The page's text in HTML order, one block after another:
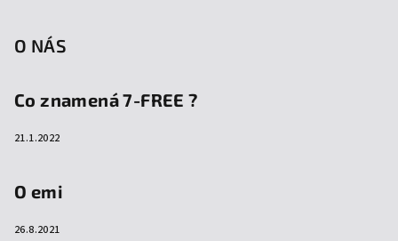
O NÁS
Co znamená 7-FREE ?
21.1.2022
O emi
26.8.2021